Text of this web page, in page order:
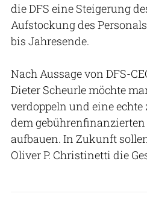
die DFS eine Steigerung
Aufstockung des
bis Jahresende.
Nach Aussage von DFS-
Dieter Scheurle möchte
verdoppeln und eine echte
dem
aufbauen. In Zukunft
Oliver P. Christinetti die